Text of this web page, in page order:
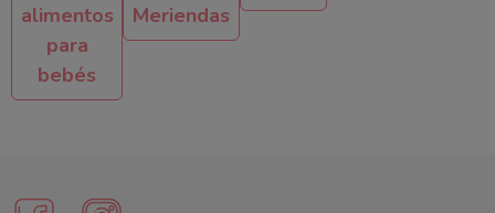
alimentos
para
bebés
Meriendas